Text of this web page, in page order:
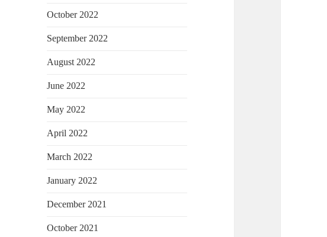
October 2022
September 2022
August 2022
June 2022
May 2022
April 2022
March 2022
January 2022
December 2021
October 2021